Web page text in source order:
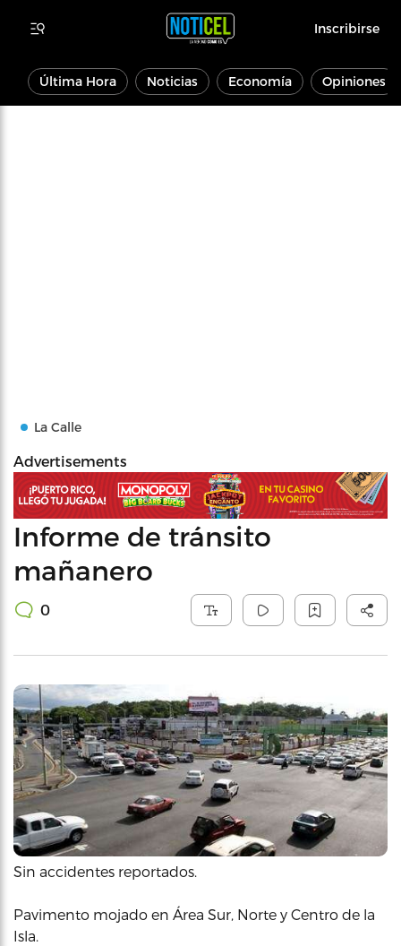
Inscribirse
Última Hora Noticias Economía Opiniones
La Calle
Advertisements
Informe de tránsito
mañanero
0
Sin accidentes reportados.
Pavimento mojado en Área Sur, Norte y Centro de la
Isla.